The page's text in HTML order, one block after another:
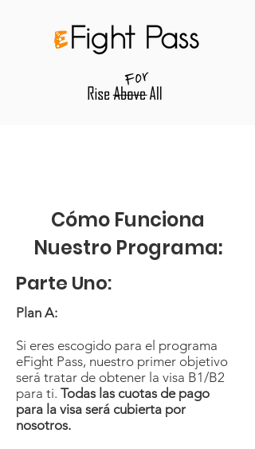
Cómo Funciona
Nuestro Programa:
Parte Uno:
Plan A:
Si eres escogido para el programa
eFight Pass, nuestro primer objetivo
será tratar de obtener la visa B1/B2
para ti. Todas las cuotas de pago
para la visa será cubierta por
nosotros.